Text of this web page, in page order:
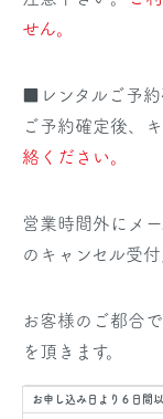
せん。
■レンタルご予約
ご予約確定後、
絡ください。
営業時間外にメ
のキャンセル受
お客様のご都合
を頂きます。
お申し込み日より６日間